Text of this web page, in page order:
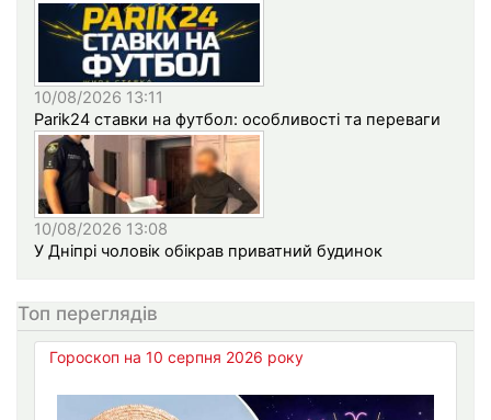
10/08/2026 13:11
Parik24 ставки на футбол: особливості та переваги
10/08/2026 13:08
У Дніпрі чоловік обікрав приватний будинок
Топ переглядів
Гороскоп на 10 серпня 2026 року